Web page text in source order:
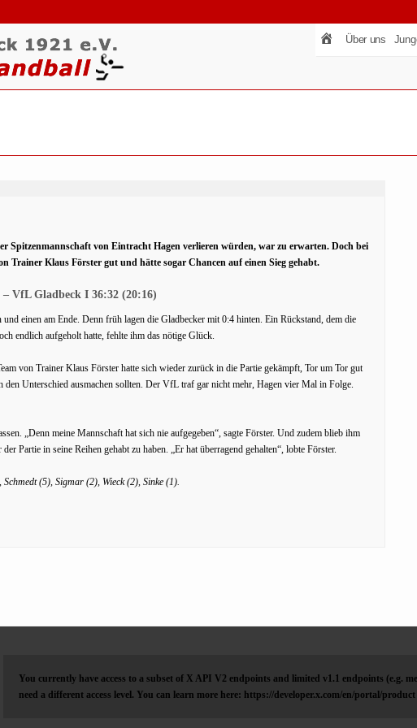
Über uns
Spitzenmannschaft von Eintracht Hagen verlieren würden, war zu erwarten. Doch bei
Trainer Klaus Förster gut und hätte sogar Chancen auf einen Sieg gehabt.
VfL Gladbeck I 36:32 (20:16)
einen am Ende. Denn früh lagen die Gladbecker mit 0:4 hinten. Ein Rückstand, dem die
endlich aufgeholt hatte, fehlte ihm das nötige Glück.
von Trainer Klaus Förster hatte sich wieder zurück in die Partie gekämpft, Tor um Tor gut
den Unterschied ausmachen sollten. Der VfL traf gar nicht mehr, Hagen vier Mal in Folge.
„Denn meine Mannschaft hat sich nie aufgegeben“, sagte Förster. Und zudem blieb ihm
Partie in seine Reihen gehabt zu haben. „Er hat überragend gehalten“, lobte Förster.
(5), Sigmar (2), Wieck (2), Sinke (1).
You currently have access to a subset of X API V2 endpoints and limited v1.1 endpoints (e.g.
need a different access level. You can learn more here: https://developer.x.com/en/portal/product